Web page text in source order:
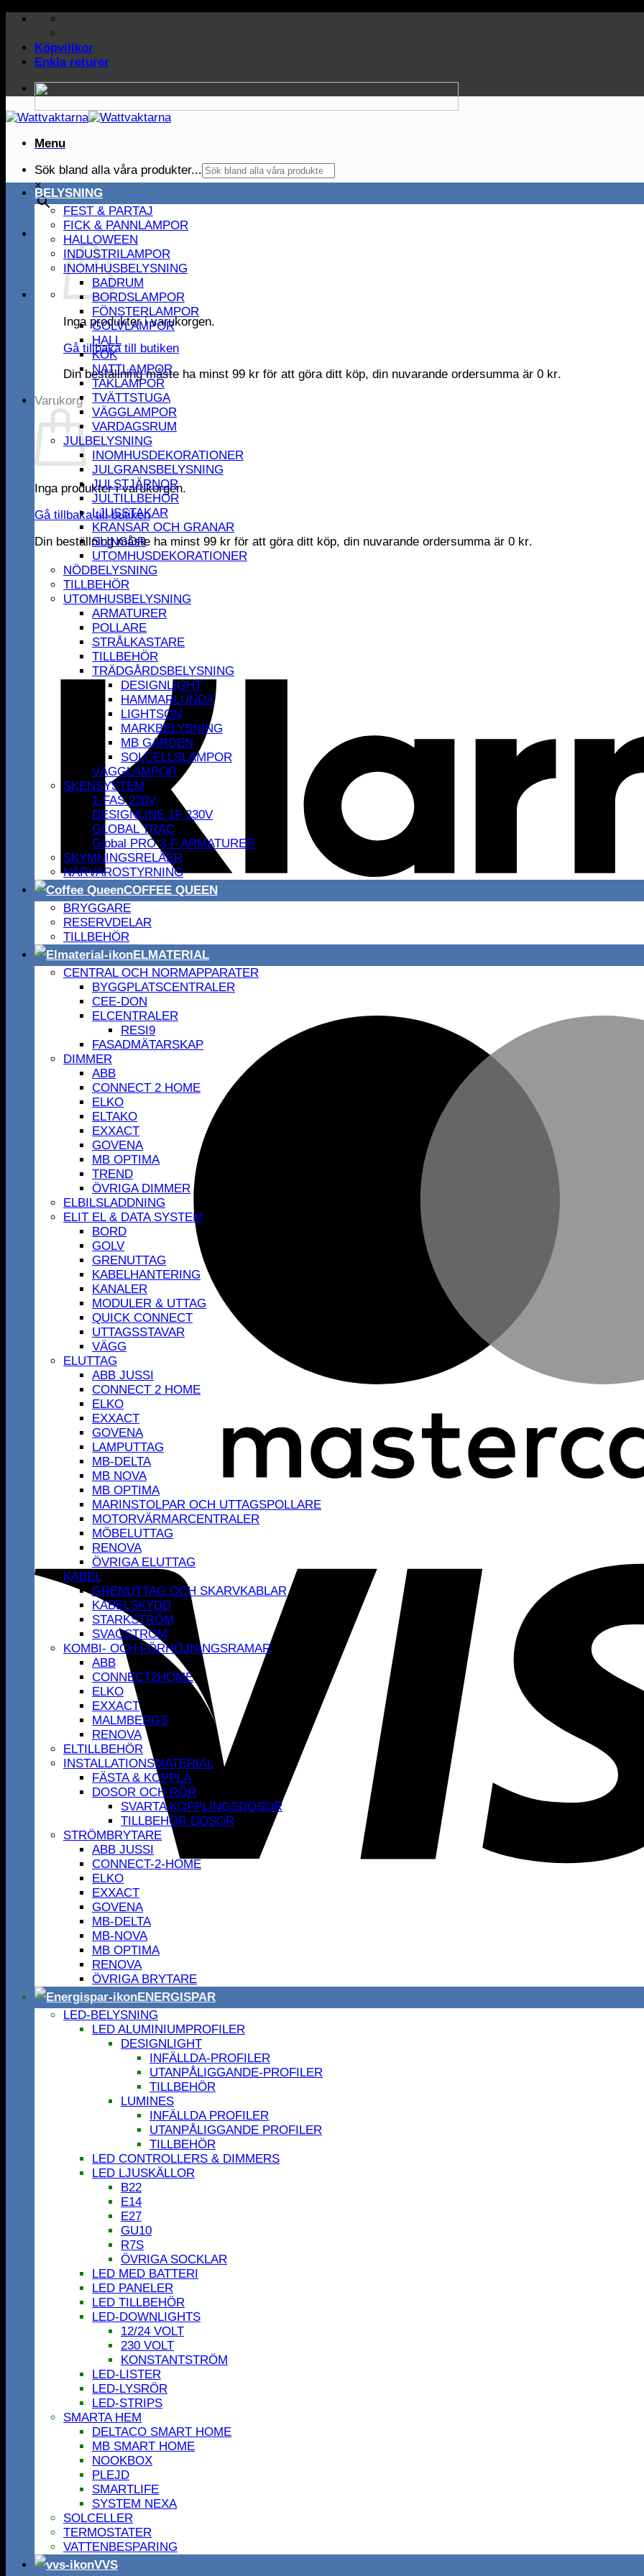
Skip
contentKöpvillkor
Enkla returer
Menu
Sök bland alla våra produkter...
×
Inga produkter i varukorgen.
Gå tillbaka till butiken
Din beställning måste ha minst 99 kr för att göra ditt köp, din nuvarande ordersumma är 0 kr.
Varukorg
Inga produkter i varukorgen.
Gå tillbaka till butiken
Din beställning måste ha minst 99 kr för att göra ditt köp, din nuvarande ordersumma är 0 kr.
BELYSNING
FEST & PARTAJ
FICK & PANNLAMPOR
HALLOWEEN
INDUSTRILAMPOR
INOMHUSBELYSNING
BADRUM
BORDSLAMPOR
FÖNSTERLAMPOR
GOLVLAMPOR
HALL
KÖK
NATTLAMPOR
TAKLAMPOR
TVÄTTSTUGA
VÄGGLAMPOR
VARDAGSRUM
JULBELYSNING
INOMHUSDEKORATIONER
JULGRANSBELYSNING
JULSTJÄRNOR
JULTILLBEHÖR
LJUSSTAKAR
KRANSAR OCH GRANAR
SLINGOR
UTOMHUSDEKORATIONER
NÖDBELYSNING
TILLBEHÖR
UTOMHUSBELYSNING
ARMATURER
POLLARE
STRÅLKASTARE
TILLBEHÖR
TRÄDGÅRDSBELYSNING
DESIGNLIGHT
HAMMARLUNDA
LIGHTSON
MARKBELYSNING
MB GARDEN
SOLCELLSLAMPOR
VÄGGLAMPOR
SKENSYSTEM
1-FAS 230V
DESIGNLINE 1F 230V
GLOBAL TRAC
Global PRO 3-F ARMATURER
SKYMNINGSRELÄER
NÄRVAROSTYRNING
COFFEE QUEEN
BRYGGARE
RESERVDELAR
TILLBEHÖR
ELMATERIAL
CENTRAL OCH NORMAPPARATER
BYGGPLATSCENTRALER
CEE-DON
ELCENTRALER
RESI9
FASADMÄTARSKAP
DIMMER
ABB
CONNECT 2 HOME
ELKO
ELTAKO
EXXACT
GOVENA
MB OPTIMA
TREND
ÖVRIGA DIMMER
ELBILSLADDNING
ELIT EL & DATA SYSTEM
BORD
GOLV
GRENUTTAG
KABELHANTERING
KANALER
MODULER & UTTAG
QUICK CONNECT
UTTAGSSTAVAR
VÄGG
ELUTTAG
ABB JUSSI
CONNECT 2 HOME
ELKO
EXXACT
GOVENA
LAMPUTTAG
MB-DELTA
MB NOVA
MB OPTIMA
MARINSTOLPAR OCH UTTAGSPOLLARE
MOTORVÄRMARCENTRALER
MÖBELUTTAG
RENOVA
ÖVRIGA ELUTTAG
KABEL
GRENUTTAG OCH SKARVKABLAR
KABELSKYDD
STARKSTRÖM
SVAGSTRÖM
KOMBI- OCH FÖRHÖJNINGSRAMAR
ABB
CONNECT2HOME
ELKO
EXXACT
MALMBERGS
RENOVA
ELTILLBEHÖR
INSTALLATIONSMATERIAL
FÄSTA & KOPPLA
DOSOR OCH RÖR
SVARTA KOPPLINGSDOSOR
TILLBEHÖR DOSOR
STRÖMBRYTARE
ABB JUSSI
CONNECT-2-HOME
ELKO
EXXACT
GOVENA
MB-DELTA
MB-NOVA
MB OPTIMA
RENOVA
ÖVRIGA BRYTARE
ENERGISPAR
LED-BELYSNING
LED ALUMINIUMPROFILER
DESIGNLIGHT
INFÄLLDA-PROFILER
UTANPÅLIGGANDE-PROFILER
TILLBEHÖR
LUMINES
INFÄLLDA PROFILER
UTANPÅLIGGANDE PROFILER
TILLBEHÖR
LED CONTROLLERS & DIMMERS
LED LJUSKÄLLOR
B22
E14
E27
GU10
R7S
ÖVRIGA SOCKLAR
LED MED BATTERI
LED PANELER
LED TILLBEHÖR
LED-DOWNLIGHTS
12/24 VOLT
230 VOLT
KONSTANTSTRÖM
LED-LISTER
LED-LYSRÖR
LED-STRIPS
SMARTA HEM
DELTACO SMART HOME
MB SMART HOME
NOOKBOX
PLEJD
SMARTLIFE
SYSTEM NEXA
SOLCELLER
TERMOSTATER
VATTENBESPARING
VVS